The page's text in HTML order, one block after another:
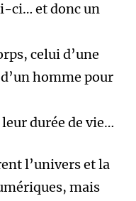
ci… et donc un
celui d’une
homme pour
durée de vie…
l’univers et la
mais